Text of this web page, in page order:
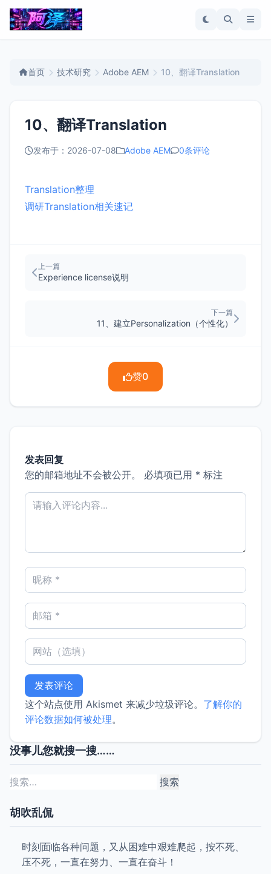
首页 技术研究 Adobe AEM 10、翻译Translation
10、翻译Translation
发布于：2026-07-08 Adobe AEM 0条评论
Translation整理
调研Translation相关速记
上一篇
Experience license说明
下一篇
11、建立Personalization（个性化）
赞0
发表回复
您的邮箱地址不会被公开。
必填项已用 * 标注
这个站点使用 Akismet 来减少垃圾评论。 了解你的
评论数据如何被处理。
没事儿您就搜一搜……
搜
胡吹乱侃
时刻面临各种问题，又从困难中艰难爬起，按不死、
压不死，一直在努力、一直在奋斗！